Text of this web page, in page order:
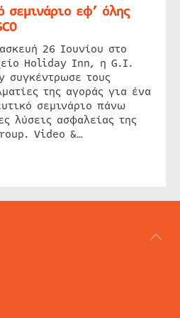
σεμινάριο εφ’ όλης
26 Ιουνίου στο
Holiday Inn, η G.I.
συγκέντρωσε τους
της αγοράς για ένα
σεμινάριο πάνω
λύσεις ασφαλείας της
Video &…